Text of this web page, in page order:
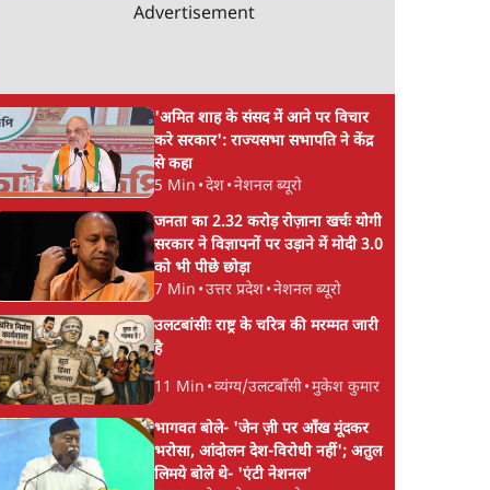
Advertisement
'अमित शाह के संसद में आने पर विचार
करे सरकार': राज्यसभा सभापति ने केंद्र
से कहा
5 Min •देश•नेशनल ब्यूरो
जनता का 2.32 करोड़ रोज़ाना खर्चः योगी
सरकार ने विज्ञापनों पर उड़ाने में मोदी 3.0
को भी पीछे छोड़ा
7 Min •उत्तर प्रदेश•नेशनल ब्यूरो
उलटबांसीः राष्ट्र के चरित्र की मरम्मत जारी
है
11 Min •व्यंग्य/उलटबाँसी•मुकेश कुमार
भागवत बोले- 'जेन ज़ी पर आँख मूंदकर
भरोसा, आंदोलन देश-विरोधी नहीं'; अतुल
लिमये बोले थे- 'एंटी नेशनल'